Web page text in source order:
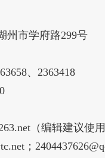
州市学府路299号
、2363418
（编辑建议使
；